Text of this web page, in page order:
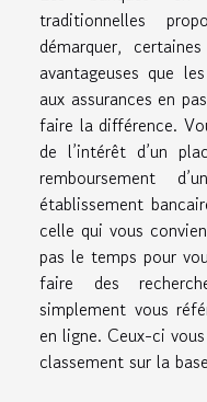
traditionnelles
démarquer,
avantageuses que
aux assurances en
faire la différence.
de l’intérêt d’un
remboursement
établissement
celle qui vous
pas le temps pour
faire des
simplement vous
en ligne. Ceux-ci
classement sur la